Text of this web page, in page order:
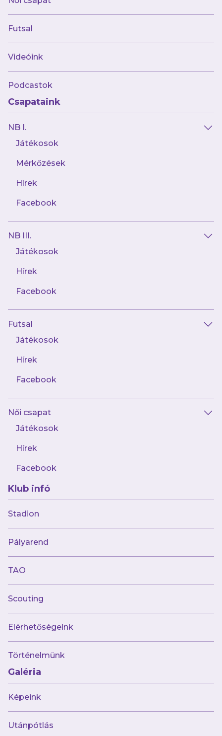
Futsal
Videóink
Podcastok
Csapataink
NB I.
Játékosok
Mérkőzések
Hírek
Facebook
NB III.
Játékosok
Hírek
Facebook
Futsal
Játékosok
Hírek
Facebook
Női csapat
Játékosok
Hírek
Facebook
Klub infó
Stadion
Pályarend
TAO
Scouting
Elérhetőségeink
Történelmünk
Galéria
Képeink
Utánpótlás
fordulóba.
Pécsi MFC – Újpest FC – szeptember 16.,
szombat, 16:45
AJÁNLÓ
augusztus 6.
vereséget és egy győzelmet is"
A remekül rajtoló Kisvárdához
látogatunk
augusztus 5.
Nagyító alatt: Etienne Amenyido
(Újpest FC–DVSC)